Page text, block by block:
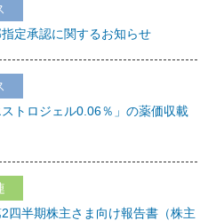
定承認に関するお知らせ
トロジェル0.06％」の薬価収載
四半期株主さま向け報告書（株主